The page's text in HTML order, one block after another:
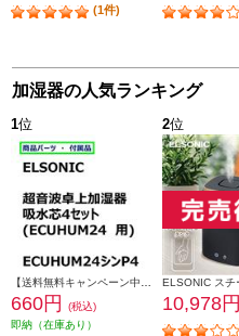
(1件)
加湿器の人気ランキング
1位
660円
(税込)
即納（在庫あり）
2位
10,978円